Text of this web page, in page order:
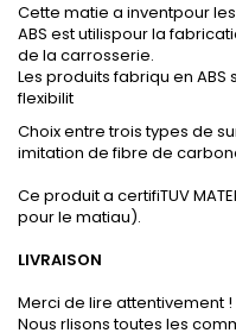
Cette matie a inventpour
ABS est utilispour la
de la carrosserie.
Les produits fabriqu en
flexibilit
Choix entre trois types de
imitation de fibre de
Ce produit a certifiTUV
pour le matiau).
LIVRAISON
Merci de lire attentivement !
Nous rlisons toutes les